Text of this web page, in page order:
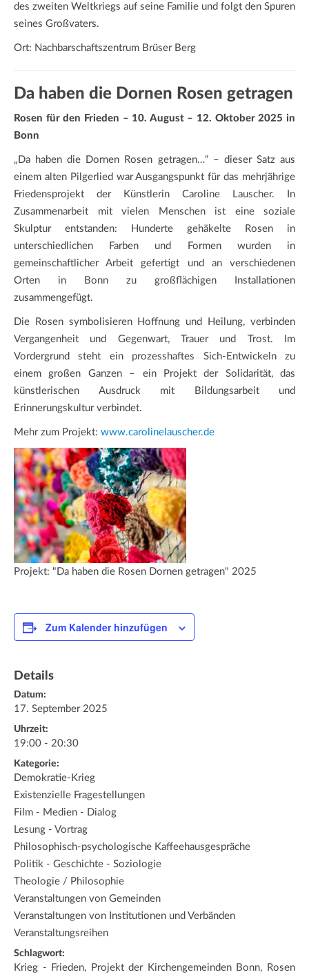
des zweiten Weltkriegs auf seine Familie und folgt den Spuren
seines Großvaters.
Ort: Nachbarschaftszentrum Brüser Berg
Da haben die Dornen Rosen getragen
Rosen für den Frieden – 10. August – 12. Oktober 2025 in
Bonn
„Da haben die Dornen Rosen getragen…“ – dieser Satz aus
einem alten Pilgerlied war Ausgangspunkt für das mehrjährige
Friedensprojekt der Künstlerin Caroline Lauscher. In
Zusammenarbeit mit vielen Menschen ist eine soziale
Skulptur entstanden: Hunderte gehäkelte Rosen in
unterschiedlichen Farben und Formen wurden in
gemeinschaftlicher Arbeit gefertigt und an verschiedenen
Orten in Bonn zu großflächigen Installationen
zusammengefügt.
Die Rosen symbolisieren Hoffnung und Heilung, verbinden
Vergangenheit und Gegenwart, Trauer und Trost. Im
Vordergrund steht ein prozesshaftes Sich-Entwickeln zu
einem großen Ganzen – ein Projekt der Solidarität, das
künstlerischen Ausdruck mit Bildungsarbeit und
Erinnerungskultur verbindet.
Mehr zum Projekt: www.carolinelauscher.de
Projekt: "Da haben die Rosen Dornen getragen" 2025
Zum Kalender hinzufügen
Details
Datum:
17. September 2025
Uhrzeit:
19:00 - 20:30
Kategorie:
Demokratie-Krieg
Existenzielle Fragestellungen
Film - Medien - Dialog
Lesung - Vortrag
Philosophisch-psychologische Kaffeehausgespräche
Politik - Geschichte - Soziologie
Theologie / Philosophie
Veranstaltungen von Gemeinden
Veranstaltungen von Institutionen und Verbänden
Veranstaltungsreihen
Schlagwort:
Krieg - Frieden, Projekt der Kirchengemeinden Bonn, Rosen